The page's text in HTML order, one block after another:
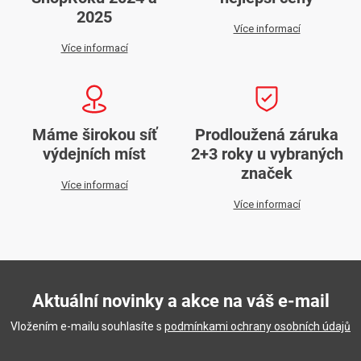
2025
Více informací
Více informací
Máme širokou síť
výdejních míst
Více informací
Prodloužená záruka
2+3 roky u vybraných
značek
Více informací
Aktuální novinky a akce na váš e-mail
Vložením e-mailu souhlasíte s podmínkami ochrany osobních údajů